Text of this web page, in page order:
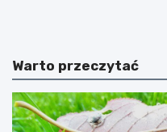
j
n
a
c
y
e
n
i
e
s
Warto przeczytać